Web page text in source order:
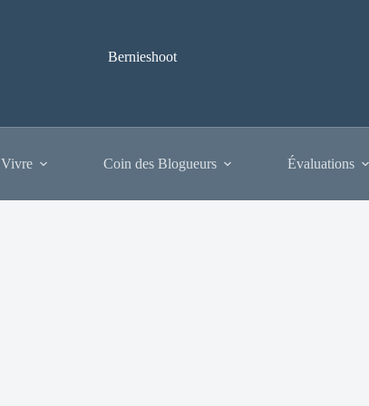
Bernieshoot
Coin des Blogueurs Évaluations